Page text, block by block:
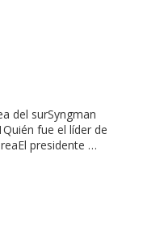
del surSyngman
fue el líder de
presidente …